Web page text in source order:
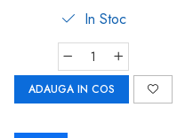
In Stoc
ADAUGA IN COS